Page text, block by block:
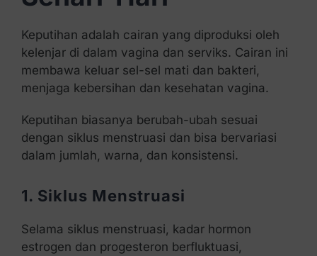
Keputihan adalah cairan yang diproduksi oleh
kelenjar di dalam vagina dan serviks. Cairan ini
membawa keluar sel-sel mati dan bakteri,
menjaga kebersihan dan kesehatan vagina.
Keputihan biasanya berubah-ubah sesuai
dengan siklus menstruasi dan bisa bervariasi
dalam jumlah, warna, dan konsistensi.
1. Siklus Menstruasi
Selama siklus menstruasi, kadar hormon
estrogen dan progesteron berfluktuasi,